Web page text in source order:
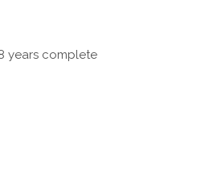
years complete